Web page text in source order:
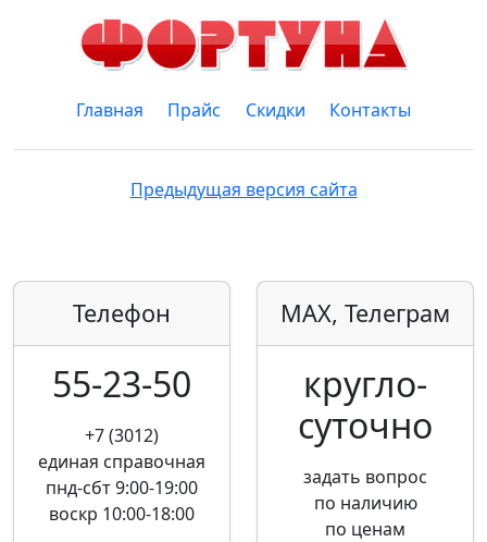
Главная Прайс Скидки Контакты
Предыдущая версия сайта
Телефон
55-23-50
+7 (3012)
единая справочная
пнд-сбт 9:00-19:00
воскр 10:00-18:00
MAX, Телеграм
кругло­
суточно
задать вопрос
по наличию
по ценам